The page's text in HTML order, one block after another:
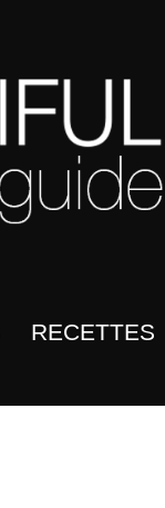
RECETTES